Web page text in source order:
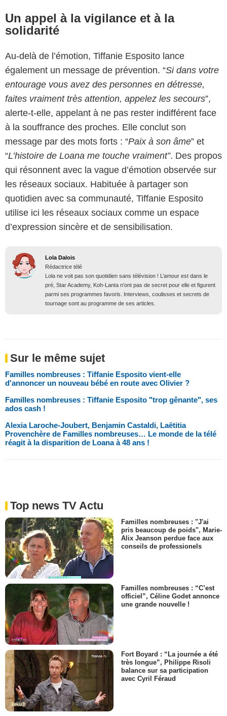
Un appel à la vigilance et à la
solidarité
Au-delà de l’émotion, Tiffanie Esposito lance
également un message de prévention. “Si dans votre
entourage vous avez des personnes en détresse,
faites vraiment très attention, appelez les secours”,
alerte-t-elle, appelant à ne pas rester indifférent face
à la souffrance des proches. Elle conclut son
message par des mots forts : “Paix à son âme” et
“L’histoire de Loana me touche vraiment”. Des propos
qui résonnent avec la vague d’émotion observée sur
les réseaux sociaux. Habituée à partager son
quotidien avec sa communauté, Tiffanie Esposito
utilise ici les réseaux sociaux comme un espace
d’expression sincère et de sensibilisation.
Lola Dalois
Rédactrice télé
Lola ne voit pas son quotidien sans télévision ! L’amour est dans le
pré, Star Academy, Koh-Lanta n’ont pas de secret pour elle et figurent
parmi ses programmes favoris. Interviews, coulisses et secrets de
tournage sont au programme de ses articles.
Sur le même sujet
Familles nombreuses : Tiffanie Esposito vient-elle
d'annoncer un nouveau bébé en route avec Olivier ?
Familles nombreuses : Tiffanie Esposito "trop gênante", ses
ados cash !
Alexia Laroche-Joubert, Benjamin Castaldi, Laëtitia
Provenchère de Familles nombreuses… Le monde de la télé
réagit à la disparition de Loana à 48 ans !
Top news TV Actu
Familles nombreuses : "J'ai
pris beaucoup de poids", Marie-
Alix Jeanson perdue face aux
conseils de professionels
Familles nombreuses : “C’est
officiel”, Céline Godet annonce
une grande nouvelle !
Fort Boyard : “La journée a été
très longue”, Philippe Risoli
balance sur sa participation
avec Cyril Féraud